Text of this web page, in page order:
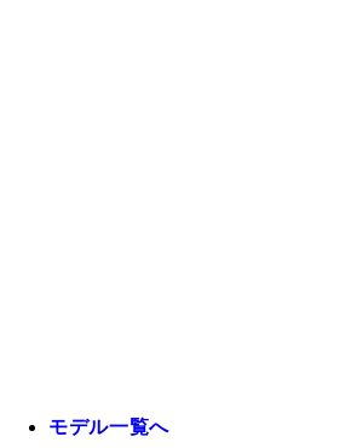
モデル一覧へ